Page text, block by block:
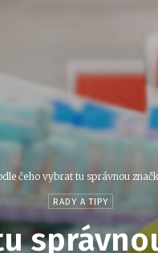
čeho vybrat tu správnou
RADY A TIPY